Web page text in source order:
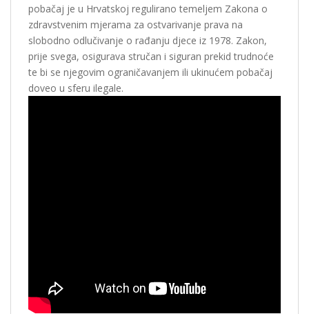
pobačaj je u Hrvatskoj regulirano temeljem Zakona o
zdravstvenim mjerama za ostvarivanje prava na
slobodno odlučivanje o rađanju djece iz 1978. Zakon,
prije svega, osigurava stručan i siguran prekid trudnoće
te bi se njegovim ograničavanjem ili ukinućem pobačaj
doveo u sferu ilegale.